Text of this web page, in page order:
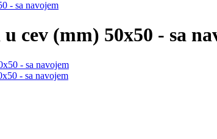
- sa navojem
cev (mm) 50x50 - sa